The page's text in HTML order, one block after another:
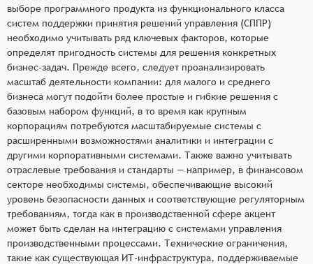
выборе программного продукта из функционального класса
систем поддержки принятия решений управления (СППР)
необходимо учитывать ряд ключевых факторов, которые
определят пригодность системы для решения конкретных
бизнес-задач. Прежде всего, следует проанализировать
масштаб деятельности компании: для малого и среднего
бизнеса могут подойти более простые и гибкие решения с
базовым набором функций, в то время как крупным
корпорациям потребуются масштабируемые системы с
расширенными возможностями аналитики и интеграции с
другими корпоративными системами. Также важно учитывать
отраслевые требования и стандарты — например, в финансовом
секторе необходимы системы, обеспечивающие высокий
уровень безопасности данных и соответствующие регуляторным
требованиям, тогда как в производственной сфере акцент
может быть сделан на интеграцию с системами управления
производственными процессами. Технические ограничения,
такие как существующая ИТ-инфраструктура, поддерживаемые